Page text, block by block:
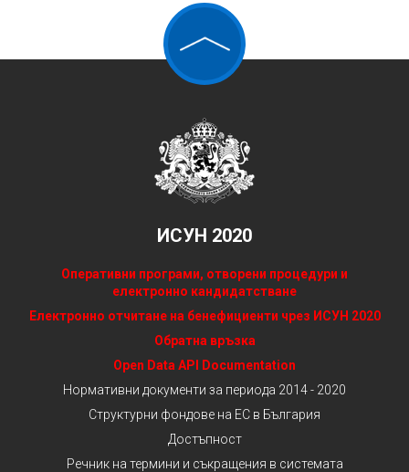
ИСУН 2020
Оперативни програми, отворени процедури и
електронно кандидатстване
Електронно отчитане на бенефициенти чрез ИСУН 2020
Обратна връзка
Open Data API Documentation
Нормативни документи за периода 2014 - 2020
Структурни фондове на ЕС в България
Достъпност
Речник на термини и съкращения в системата